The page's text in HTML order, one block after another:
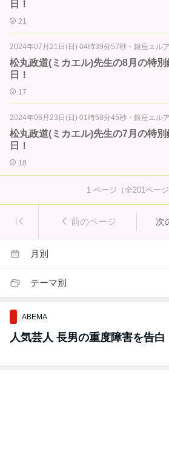
日！
21
2024年07月21日(日) 04時39分57秒 ・ 銀座エルアモー
松丸政道(ミカエル)先生の8月の特別
日！
17
2024年06月23日(日) 01時58分45秒 ・ 銀座エルアモー
松丸政道(ミカエル)先生の7月の特別
日！
18
1 ページ（全201ページ
前のページ 次
月別
テーマ別
ABEMA
人気芸人 長男の重度障害を告白